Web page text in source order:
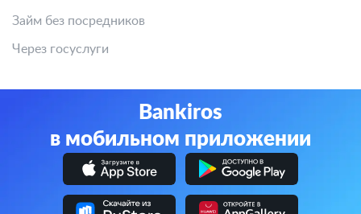
Займ без посредников
Через госуслуги
Bankiros
в мобильном приложении